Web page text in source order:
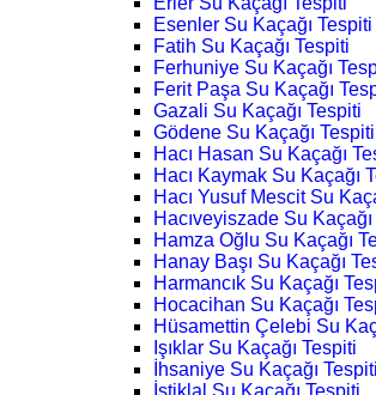
Esenler Su Kaçağı Tespiti
Fatih Su Kaçağı Tespiti
Ferhuniye Su Kaçağı
Ferit Paşa Su Kaçağı
Gazali Su Kaçağı Tespiti
Gödene Su Kaçağı Tespiti
Hacı Hasan Su Kaçağı
Hacı Kaymak Su Kaçağı
Hacı Yusuf Mescit Su
Hacıveyiszade Su
Hamza Oğlu Su Kaçağı
Hanay Başı Su Kaçağı
Harmancık Su Kaçağı
Hocacihan Su Kaçağı
Hüsamettin Çelebi Su
Işıklar Su Kaçağı Tespiti
İhsaniye Su Kaçağı Tespiti